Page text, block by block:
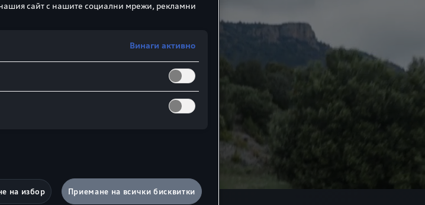
сайт с нашите социални мрежи, рекламни
Винаги активно
на избор Приемане на всички бисквитки